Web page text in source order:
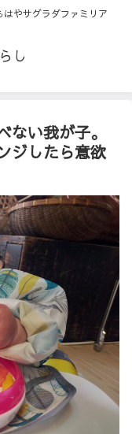
やサグラダファミリア
し
ない我が子。
ジしたら意欲